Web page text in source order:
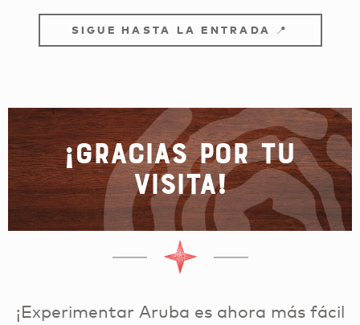
SIGUE HASTA LA ENTRADA 📍
¡Gracias por tu
visita!
¡Experimentar Aruba es ahora más fácil